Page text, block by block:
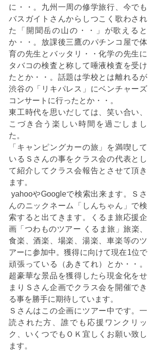
に・・。九州一周の修学旅行、今でも
バスガイトさんからしつこく歌わされ
た「開聞岳の山の・・」が歌えると
か・・。放課後三鷹のパチンコ屋で体
育の先生とバッタリ・・化学の先生に
タバコの検査と称して唾液検査を受け
たとか・・。話題は学校とは離れるが
渋谷の「リキパレス」にベンチャーズ
コンサートに行ったとか・・。
東工時代を思いだしては、笑い合い、
こづき合う楽しい時間を過ごしまし
た。
「キャンピングカーの旅」を満喫して
いるＳさんの事をクラス会の代表とし
て紹介してクラス会報告とさせて頂き
ます。
んのニックネーム「しんちゃん」で検
索すると出てきます。くるま旅応援企
画「つわものツアー くるま旅」旅楽、
食楽、酒楽、場楽、湯楽、車楽等のツ
アーに参加中。獲得に向けて現在1位で
頑張っている（あきてれ）とか・・。
超豪華な景品を獲得したら現金化をせ
まりＳさん企画でクラス会を開催でき
る事を勝手に期待しています。
Ｓさんはこの企画にツアー中です。一
読された方、誰でも応援ワンクリッ
ク、いくつでもＯＫ宜しくお願い致し
ます。